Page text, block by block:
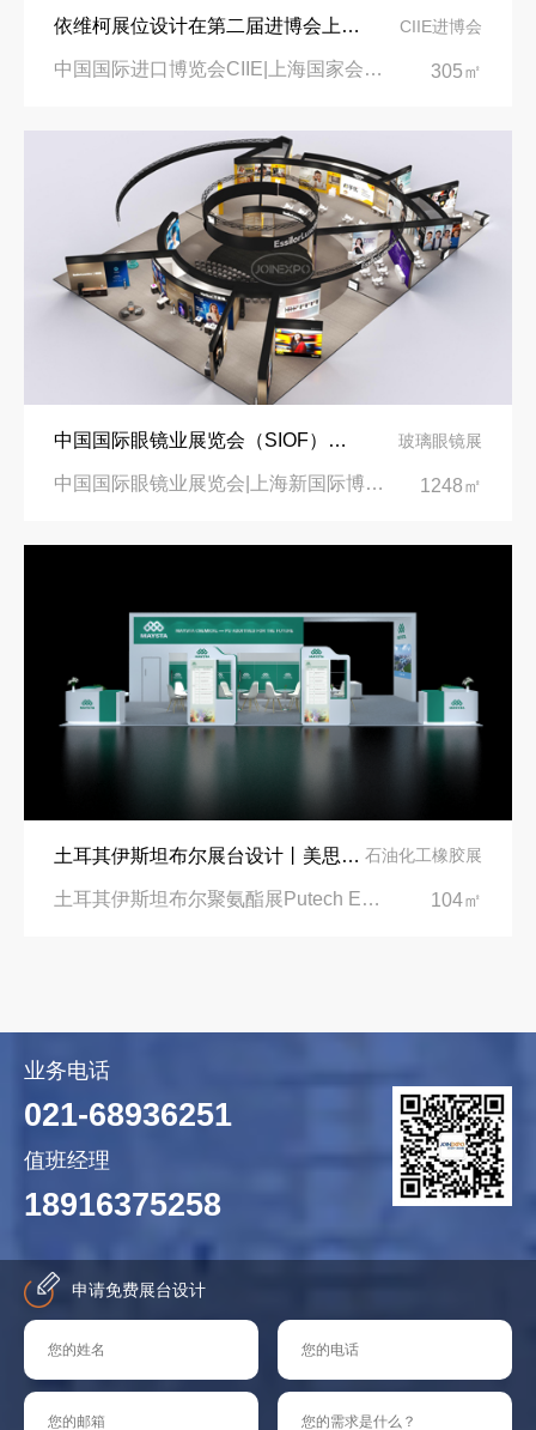
依维柯展位设计在第二届进博会上吸引万千瞩目 CIIE进博会
中国国际进口博览会CIIE|上海国家会展中心 305㎡
中国国际眼镜业展览会（SIOF）‌展台设计搭建-眼镜业巨头依视路陆逊梯卡 玻璃眼镜展
中国国际眼镜业展览会|上海新国际博览中心‌ 1248㎡
土耳其伊斯坦布尔展台设计丨美思德创新产品，打造聚氨酯行业标杆 石油化工橡胶展
土耳其伊斯坦布尔聚氨酯展Putech Eurasia|土耳其国际会展中心 104㎡
业务电话
021-68936251
值班经理
18916375258
申请免费展台设计